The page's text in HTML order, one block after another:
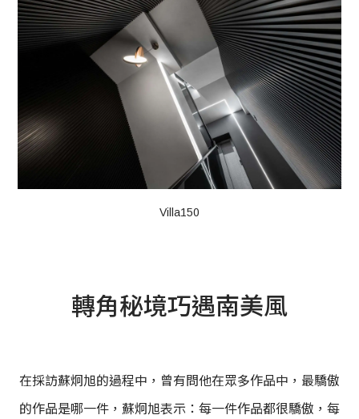
Villa150
轉角秘境巧遇南美風
在採訪蘇炯旭的過程中，曾有問他在眾多作品中，最驕傲
的作品是哪一件，蘇炯旭表示：每一件作品都很驕傲，每